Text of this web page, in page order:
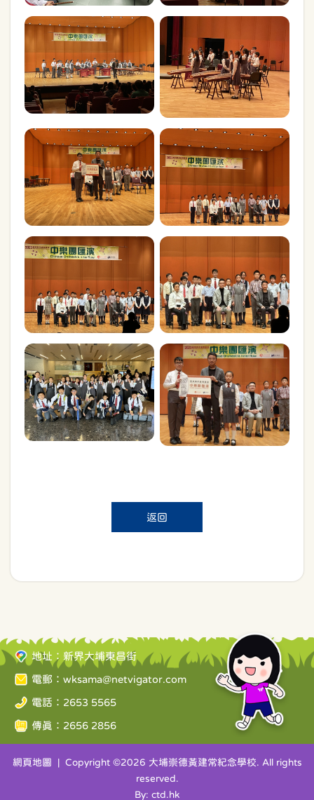
返回
地址：新界大埔東昌街
電郵： wksama@netvigator.com
電話：2653 5565
傳真：2656 2856
網頁地圖 | Copyright ©2026 大埔崇德黃建常紀念學校. All rights
reserved.
By: ctd.hk